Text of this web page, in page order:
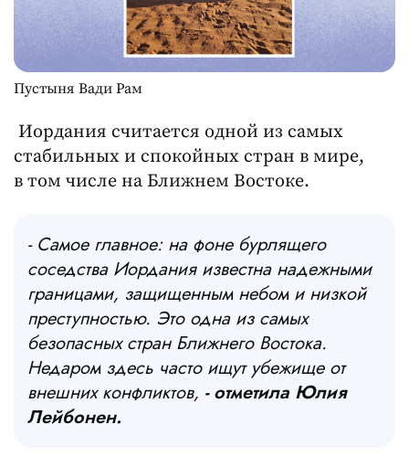
Пустыня Вади Рам
Иордания считается одной из самых
стабильных и спокойных стран в мире,
в том числе на Ближнем Востоке.
- Самое главное: на фоне бурлящего
соседства Иордания известна надежными
границами, защищенным небом и низкой
преступностью. Это одна из самых
безопасных стран Ближнего Востока.
Недаром здесь часто ищут убежище от
внешних конфликтов, - отметила Юлия
Лейбонен.